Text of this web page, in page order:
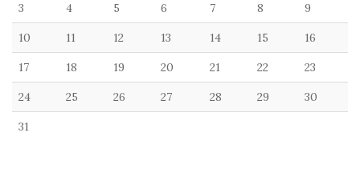
3 4 5 6 7 8 9
10 11 12 13 14 15 16
17 18 19 20 21 22 23
24 25 26 27 28 29 30
31